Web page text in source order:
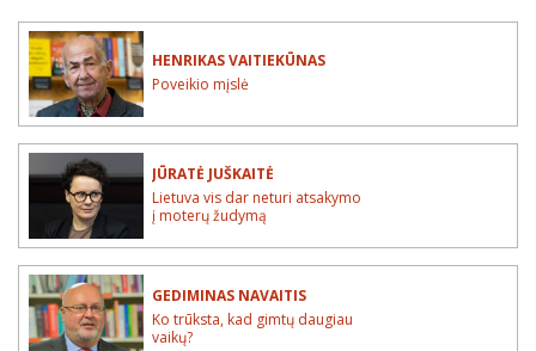
HENRIKAS VAITIEKŪNAS
Poveikio mįslė
JŪRATĖ JUŠKAITĖ
Lietuva vis dar neturi atsakymo
į moterų žudymą
GEDIMINAS NAVAITIS
Ko trūksta, kad gimtų daugiau
vaikų?